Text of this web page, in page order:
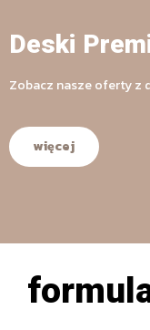
Deski
Zobacz nasze oferty z
więcej